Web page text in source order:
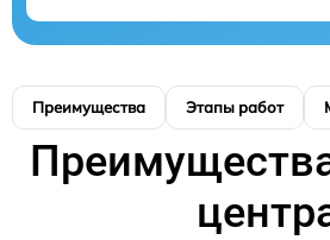
Преимущества Этапы работ